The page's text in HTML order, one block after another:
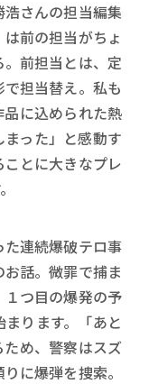
さんの担当編集
は前の担当がちょ
前担当とは、定
担当替え。私も
に込められた熱
った」と感動す
とに大きなプレ
た連続爆破テロ事
話。微罪で捕ま
つ目の爆発の予
ります。「あと
め、警察はスズ
に爆弾を捜索。